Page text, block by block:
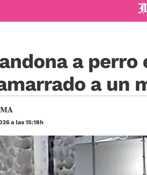
Diario de
a
a un
a las 15:18h